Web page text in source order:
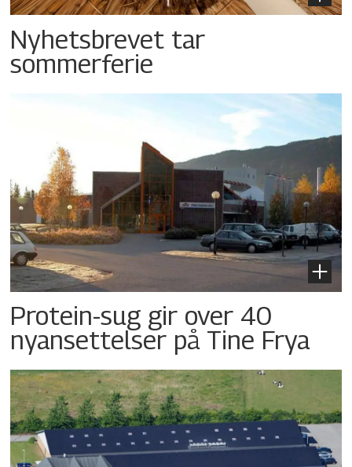
Nyhetsbrevet tar
sommerferie
Protein-sug gir over 40
nyansettelser på Tine Frya